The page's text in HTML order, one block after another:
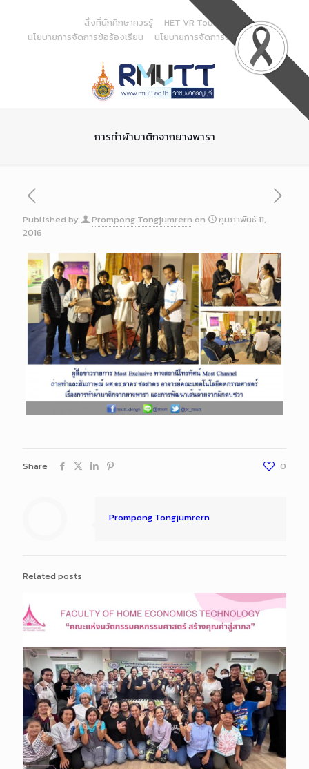
Content
สิ่งที่นักศึกษาควรรู้
HET VR Tour
นโยบายการจัดการข้อร้องเรียน
นโยบายการจัดการด้านสารสนเทศ
การทำผ้าบาติกจากยางพารา
Published by Prompong Tongjumrern on
กุมภาพันธ์ 11,
2016
Share 0
Prompong Tongjumrern
Related posts